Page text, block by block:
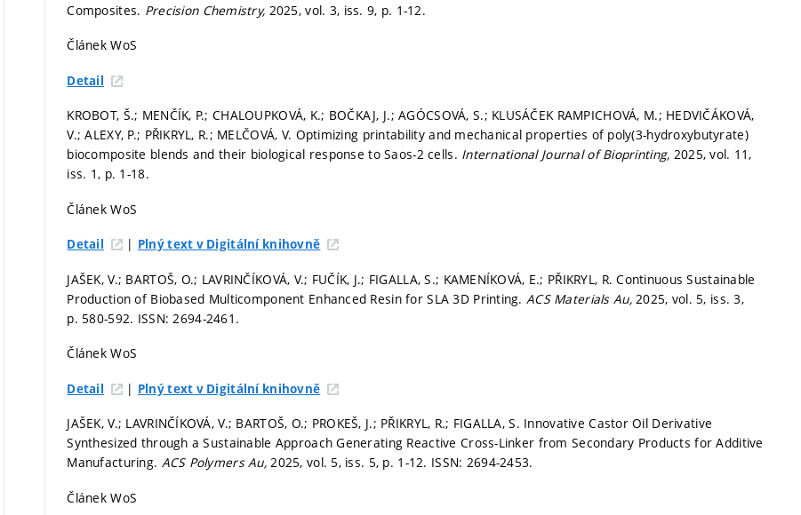
Composites. Precision Chemistry, 2025, vol. 3, iss. 9, p. 1-12.
Článek WoS
Detail
KROBOT, Š.; MENČÍK, P.; CHALOUPKOVÁ, K.; BOČKAJ, J.; AGÓCSOVÁ, S.; KLUSÁČEK RAMPICHOVÁ, M.; HEDVIČÁKOVÁ,
V.; ALEXY, P.; PŘIKRYL, R.; MELČOVÁ, V. Optimizing printability and mechanical properties of poly(3-hydroxybutyrate)
biocomposite blends and their biological response to Saos-2 cells. International Journal of Bioprinting, 2025, vol. 11,
iss. 1, p. 1-18.
Článek WoS
Detail | Plný text v Digitální knihovně
JAŠEK, V.; BARTOŠ, O.; LAVRINČÍKOVÁ, V.; FUČÍK, J.; FIGALLA, S.; KAMENÍKOVÁ, E.; PŘIKRYL, R. Continuous Sustainable
Production of Biobased Multicomponent Enhanced Resin for SLA 3D Printing.ACS Materials Au, 2025, vol. 5, iss. 3,
p. 580-592. ISSN: 2694-2461.
Článek WoS
Detail | Plný text v Digitální knihovně
JAŠEK, V.; LAVRINČÍKOVÁ, V.; BARTOŠ, O.; PROKEŠ, J.; PŘIKRYL, R.; FIGALLA, S. Innovative Castor Oil Derivative
Synthesized through a Sustainable Approach Generating Reactive Cross-Linker from Secondary Products for Additive
Manufacturing. ACS Polymers Au,2025, vol. 5, iss. 5, p. 1-12. ISSN: 2694-2453.
Článek WoS